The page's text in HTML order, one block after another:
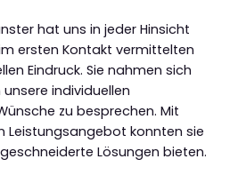
hat uns in jeder Hinsicht
ersten Kontakt vermittelten
Eindruck. Sie nahmen sich
individuellen
zu besprechen. Mit
Leistungsangebot konnten sie
Lösungen bieten.